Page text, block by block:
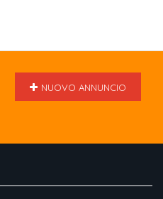
NUOVO ANNUNCIO